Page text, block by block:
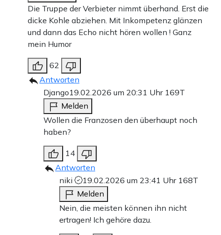
Die Truppe der Verbieter nimmt überhand. Erst die
dicke Kohle abziehen. Mit Inkompetenz glänzen
und dann das Echo nicht hören wollen ! Ganz
mein Humor
62
Antworten
Django19.02.2026 um 20:31 Uhr 169T
Melden
Wollen die Franzosen den überhaupt noch
haben?
14
Antworten
niki
19.02.2026 um 23:41 Uhr 168T
Melden
Nein, die meisten können ihn nicht
ertragen! Ich gehöre dazu.